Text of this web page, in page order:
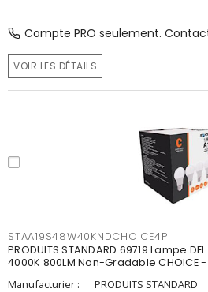
Compte PRO seulement.
VOIR LES DÉTAILS
STAA19S48W40KNDCHOICE4P
PRODUITS STANDARD 69719 Lampe
4000K 800LM Non-Gradable CHOICE -
Manufacturier :
PRODUITS STANDARD